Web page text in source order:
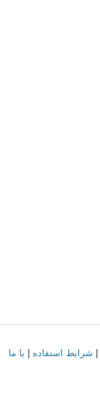
شرایط استفاده
با ما